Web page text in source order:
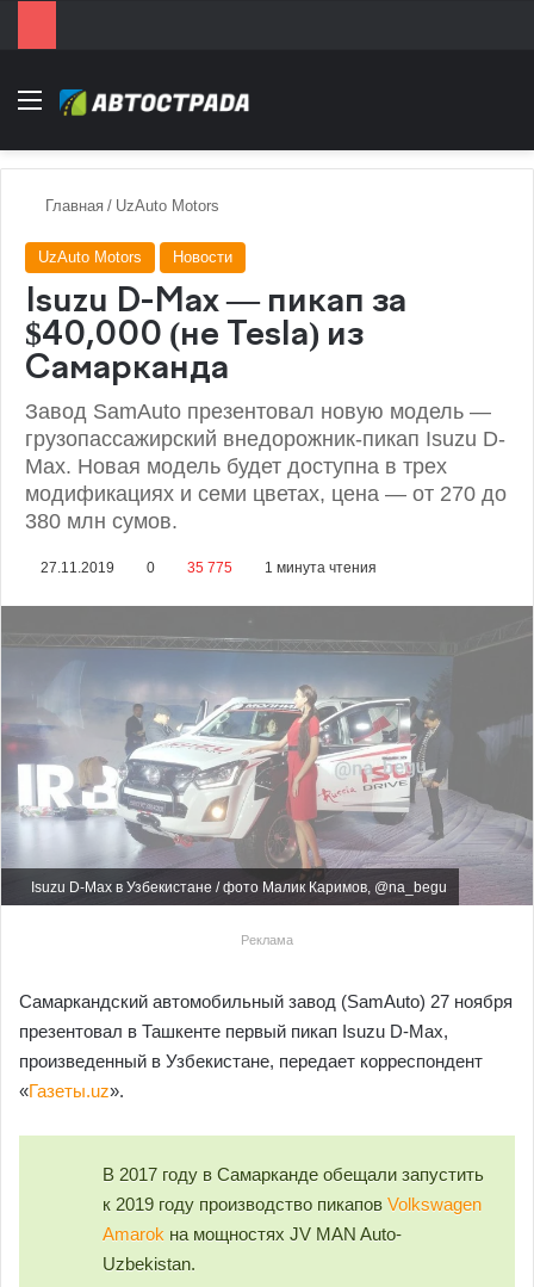
Menu
Главная / UzAuto Motors
UzAuto Motors Новости
Isuzu D-Max — пикап за
$40,000 (не Tesla) из
Самарканда
Завод SamAuto презентовал новую модель —
грузопассажирский внедорожник-пикап Isuzu D-
Max. Новая модель будет доступна в трех
модификациях и семи цветах, цена — от 270 до
380 млн сумов.
27.11.2019 0 35 775 1 минута чтения
Isuzu D-Max в Узбекистане / фото Малик Каримов, @na_begu
Реклама
Самаркандский автомобильный завод (SamAuto) 27 ноября
презентовал в Ташкенте первый пикап Isuzu D-Max,
произведенный в Узбекистане, передает корреспондент
«Газеты.uz».
В 2017 году в Самарканде обещали запустить
к 2019 году производство пикапов Volkswagen
Amarok на мощностях JV MAN Auto-
Uzbekistan.